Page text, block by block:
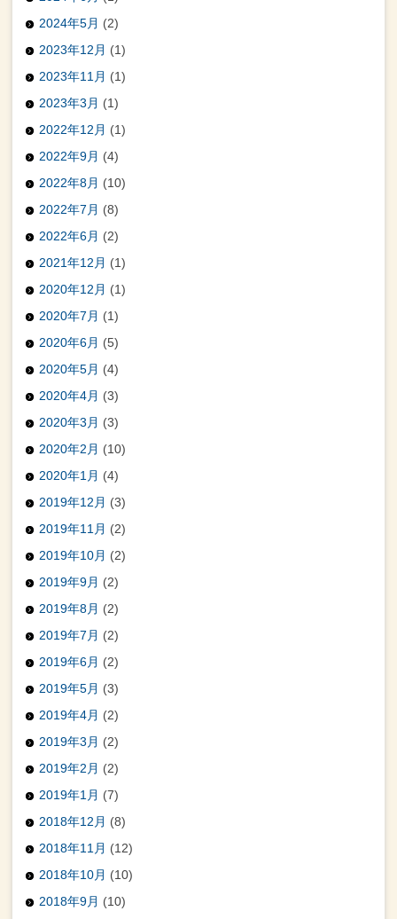
2024年5月 (2)
2023年12月 (1)
2023年11月 (1)
2023年3月 (1)
2022年12月 (1)
2022年9月 (4)
2022年8月 (10)
2022年7月 (8)
2022年6月 (2)
2021年12月 (1)
2020年12月 (1)
2020年7月 (1)
2020年6月 (5)
2020年5月 (4)
2020年4月 (3)
2020年3月 (3)
2020年2月 (10)
2020年1月 (4)
2019年12月 (3)
2019年11月 (2)
2019年10月 (2)
2019年9月 (2)
2019年8月 (2)
2019年7月 (2)
2019年6月 (2)
2019年5月 (3)
2019年4月 (2)
2019年3月 (2)
2019年2月 (2)
2019年1月 (7)
2018年12月 (8)
2018年11月 (12)
2018年10月 (10)
2018年9月 (10)